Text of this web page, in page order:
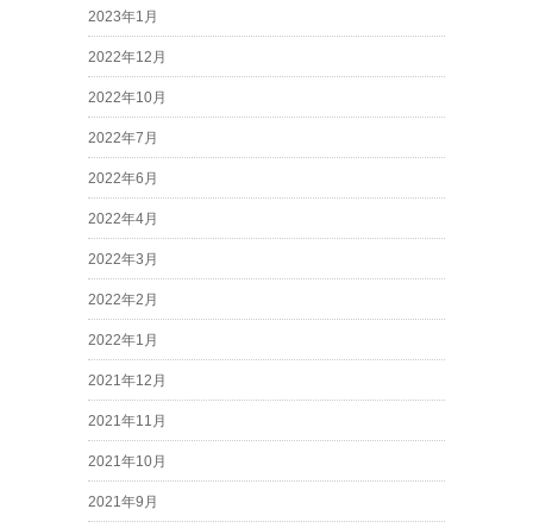
2023年1月
2022年12月
2022年10月
2022年7月
2022年6月
2022年4月
2022年3月
2022年2月
2022年1月
2021年12月
2021年11月
2021年10月
2021年9月